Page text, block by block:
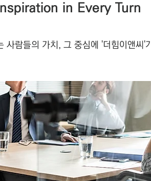
in Every Turn
사람들의 가치, 그 중심에 '더힘이앤씨'